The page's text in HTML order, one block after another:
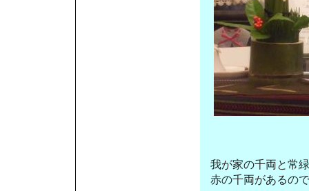
我が家の千両と常
赤の千両があるの